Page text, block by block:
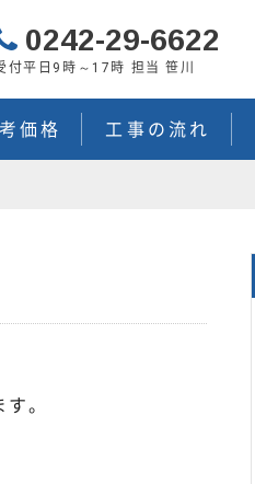
0242-29-6622
付平日9時～17時 担当 笹川
価格 工事の流れ
。